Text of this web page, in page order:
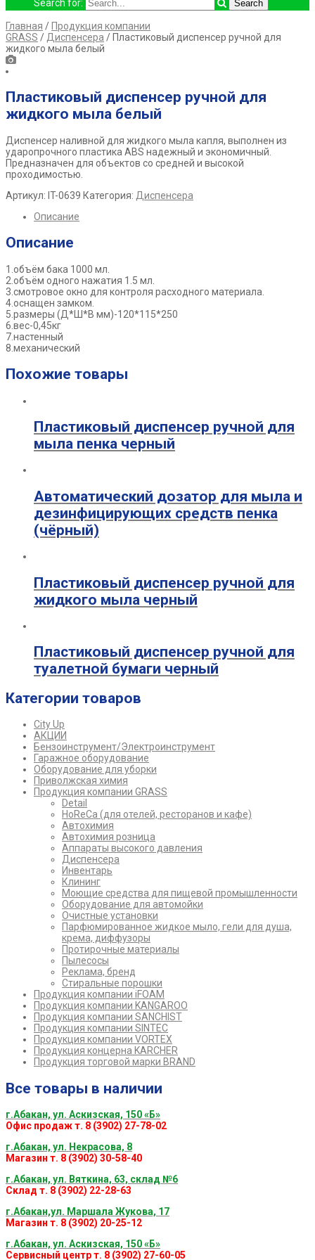
Search for:
Главная / Продукция компании
GRASS / Диспенсера / Пластиковый диспенсер ручной для
жидкого мыла белый
Пластиковый диспенсер ручной для
жидкого мыла белый
Диспенсер наливной для жидкого мыла капля, выполнен из
ударопрочного пластика ABS надежный и экономичный.
Предназначен для объектов со средней и высокой
проходимостью.
Артикул: IT-0639 Категория: Диспенсера
Описание
Описание
1.объём бака 1000 мл.
2.объём одного нажатия 1.5 мл.
3.смотровое окно для контроля расходного материала.
4.оснащен замком.
5.размеры (Д*Ш*В мм)-120*115*250
6.вес-0,45кг
7.настенный
8.механический
Похожие товары
Пластиковый диспенсер ручной для
мыла пенка черный
Автоматический дозатор для мыла и
дезинфицирующих средств пенка
(чёрный)
Пластиковый диспенсер ручной для
жидкого мыла черный
Пластиковый диспенсер ручной для
туалетной бумаги черный
Категории товаров
City Up
АКЦИИ
Бензоинструмент/Электроинструмент
Гаражное оборудование
Оборудование для уборки
Приволжская химия
Продукция компании GRASS
Detail
HoReCa (для отелей, ресторанов и кафе)
Автохимия
Автохимия розница
Аппараты высокого давления
Диспенсера
Инвентарь
Клининг
Моющие средства для пищевой промышленности
Оборудование для автомойки
Очистные установки
Парфюмированное жидкое мыло, гели для душа,
крема, диффузоры
Протирочные материалы
Пылесосы
Реклама, бренд
Стиральные порошки
Продукция компании iFOAM
Продукция компании KANGAROO
Продукция компании SANCHIST
Продукция компании SINTEC
Продукция компании VORTEX
Продукция концерна KARCHER
Продукция торговой марки BRAND
Все товары в наличии
г.Абакан, ул. Аскизская, 150 «Б»
Офис продаж т. 8 (3902) 27-78-02
г.Абакан, ул. Некрасова, 8
Магазин т. 8 (3902) 30-58-40
г.Абакан, ул. Вяткина, 63, склад №6
Склад т. 8 (3902) 22-28-63
г.Абакан,ул. Маршала Жукова, 17
Магазин т. 8 (3902) 20-25-12
г.Абакан, ул. Аскизская, 150 «Б»
Сервисный центр т. 8 (3902) 27-60-05